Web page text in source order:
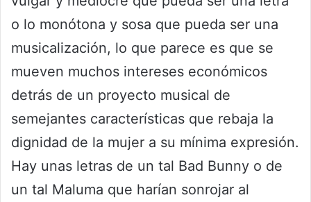
o lo monótona y sosa que pueda ser una
musicalización, lo que parece es que se
mueven muchos intereses económicos
detrás de un proyecto musical de
semejantes características que rebaja la
dignidad de la mujer a su mínima expresión.
Hay unas letras de un tal Bad Bunny o de
un tal Maluma que harían sonrojar al